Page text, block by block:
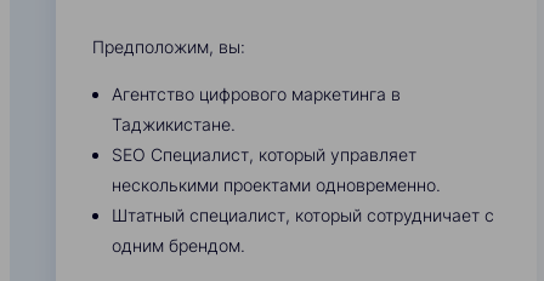
Предположим, вы:
Агентство цифрового маркетинга в
Таджикистане.
SEO Специалист, который управляет
несколькими проектами одновременно.
Штатный специалист, который сотрудничает с
одним брендом.